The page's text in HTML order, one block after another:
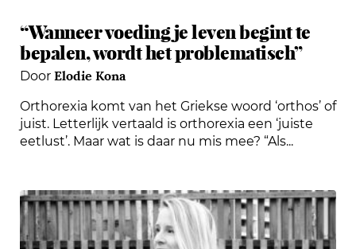
“Wanneer voeding je leven begint te
bepalen, wordt het problematisch”
Door Elodie Kona
Orthorexia komt van het Griekse woord ‘orthos’ of
juist. Letterlijk vertaald is orthorexia een ‘juiste
eetlust’. Maar wat is daar nu mis mee? “Als...